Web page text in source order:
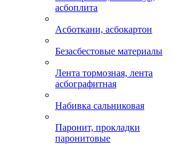
асбоплита
Асботкани, асбокартон
Безасбестовые материалы
Лента тормозная, лента
асбографитная
Набивка сальниковая
Паронит, прокладки
паронитовые